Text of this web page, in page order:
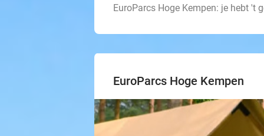
EuroParcs Hoge Kempen: je hebt 't
EuroParcs Hoge Kempen